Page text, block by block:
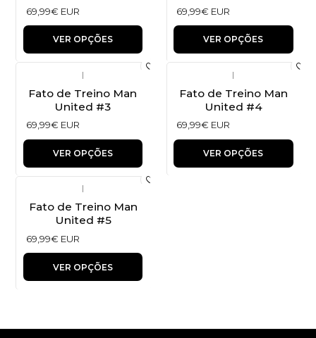
69,99€ EUR
VER OPÇÕES
69,99€ EUR
VER OPÇÕES
|
Fato de Treino Man
United #3
69,99€ EUR
VER OPÇÕES
|
Fato de Treino Man
United #4
69,99€ EUR
VER OPÇÕES
Fato de Treino Man
United #5
69,99€ EUR
VER OPÇÕES